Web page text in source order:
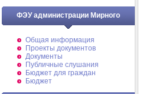
ФЭУ администрации Мирного
Общая информация
Проекты документов
Документы
Публичные слушания
Бюджет для граждан
Бюджет